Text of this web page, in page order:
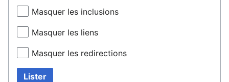
Masquer les inclusions
Masquer les liens
Masquer les redirections
Lister